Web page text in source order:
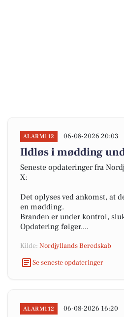
ALARM112 06-08-2026 20:03
Ildløs i mødding
Seneste opdateringer fra
X:
Det oplyses ved ankomst, at
en mødding.
Branden er under kontrol,
Opdatering følger....
Kilde: Nordjyllands Beredskab
Se seneste opdateringer
ALARM112 06-08-2026 16:20